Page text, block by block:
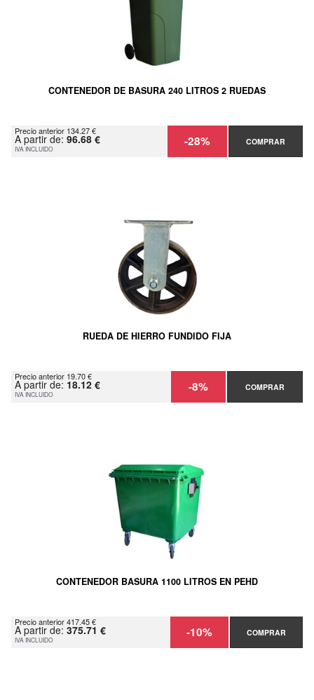
CONTENEDOR DE BASURA 240 LITROS 2 RUEDAS
Precio anterior 134.27 €
A partir de: 96.68 €
IVA INCLUIDO -28% COMPRAR
RUEDA DE HIERRO FUNDIDO FIJA
Precio anterior 19.70 €
A partir de: 18.12 €
IVA INCLUIDO -8% COMPRAR
CONTENEDOR BASURA 1100 LITROS EN PEHD
Precio anterior 417.45 €
A partir de: 375.71 €
IVA INCLUIDO -10% COMPRAR